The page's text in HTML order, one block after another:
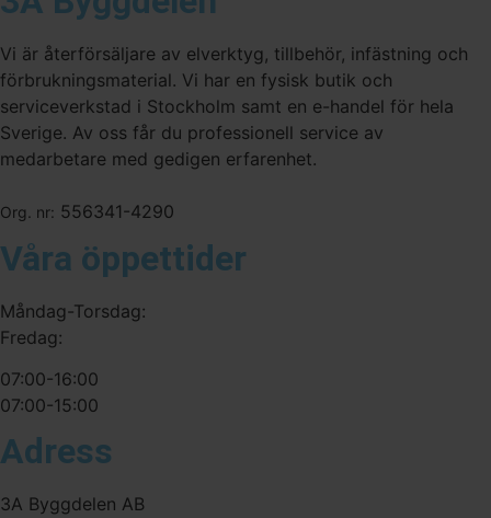
Vi är återförsäljare av elverktyg, tillbehör, infästning och
förbrukningsmaterial. Vi har en fysisk butik och
serviceverkstad i Stockholm samt en e-handel för hela
Sverige. Av oss får du professionell service av
medarbetare med gedigen erfarenhet.
Org. nr: 556341-4290
Våra öppettider
Måndag-Torsdag:
Fredag:
07:00-16:00
07:00-15:00
Adress
3A Byggdelen AB